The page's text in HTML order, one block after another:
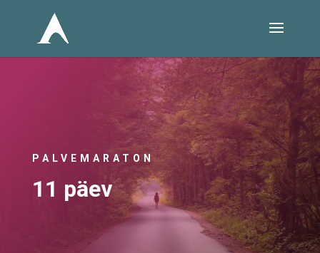
PALVEMARATON
11 päev